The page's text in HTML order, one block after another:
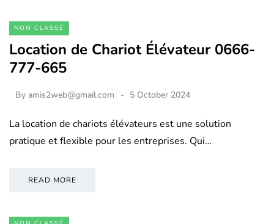
NON CLASSÉ
Location de Chariot Élévateur 0666-
777-665
By amis2web@gmail.com 5 October 2024
La location de chariots élévateurs est une solution
pratique et flexible pour les entreprises. Qui…
READ MORE